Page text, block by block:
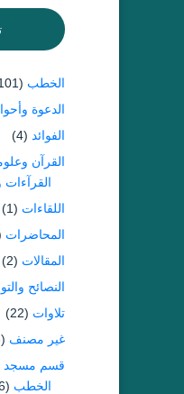
الخطب (101)
الدعوة
الفوائد (4)
القرآن
القرآءات
اللقاءات (1)
المحاضرات
المقالات (2)
النصائح
تلاوات (22)
غير مصنف (3)
قسم مسجد
الخطب (96)